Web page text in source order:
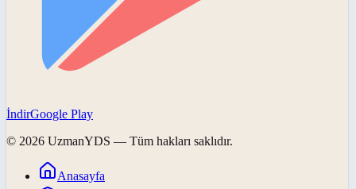
İndirGoogle Play
© 2026 UzmanYDS — Tüm hakları saklıdır.
Anasayfa